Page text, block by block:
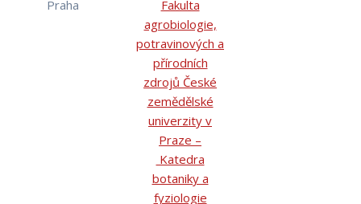
Praha
Fakulta
agrobiologie,
potravinových a
přírodních
zdrojů České
zemědělské
univerzity v
Praze –
Katedra
botaniky a
fyziologie